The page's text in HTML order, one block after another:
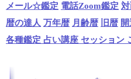
メール☆鑑定 電話Zoom鑑定
暦の達人 万年暦 月齢暦 旧暦
各種鑑定 占い講座 セッション